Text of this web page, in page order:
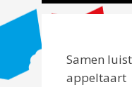
Samen
appeltaart